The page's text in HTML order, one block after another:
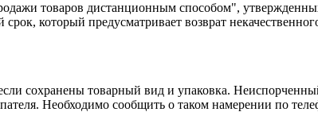
товаров дистанционным способом",
который предусматривает возврат
сохранены товарный вид и упаковка.
Необходимо сообщить о таком намерении по